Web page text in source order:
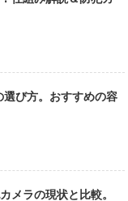
選び方。おすすめの容
メラの現状と比較。